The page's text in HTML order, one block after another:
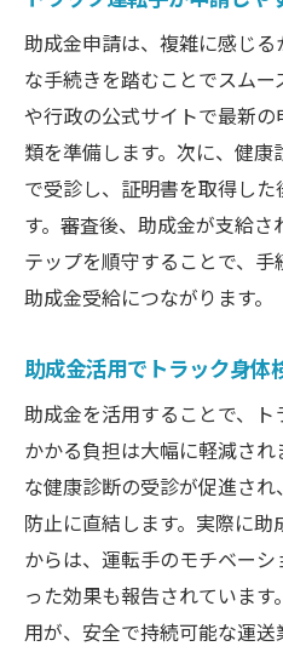
助成金申請は、複雑に感じ
な手続きを踏むことでスム
や行政の公式サイトで最新
類を準備します。次に、健
で受診し、証明書を取得し
す。審査後、助成金が支給
テップを順守することで、
助成金受給につながります。
助成金活用でトラック身体
助成金を活用することで、
かかる負担は大幅に軽減さ
な健康診断の受診が促進さ
防止に直結します。実際に
からは、運転手のモチベー
った効果も報告されていま
用が、安全で持続可能な運送